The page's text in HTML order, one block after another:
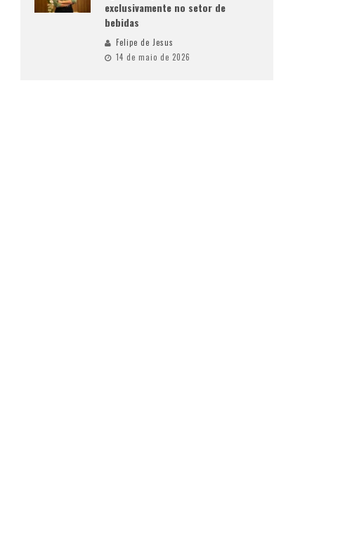
exclusivamente no setor de
bebidas
Felipe de Jesus
14 de maio de 2026